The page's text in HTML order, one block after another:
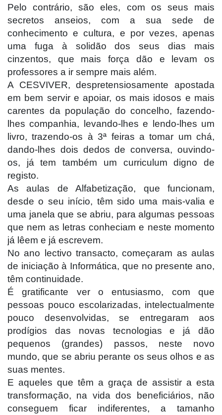
Pelo contrário, são eles, com os seus mais
secretos anseios, com a sua sede de
conhecimento e cultura, e por vezes, apenas
uma fuga à solidão dos seus dias mais
cinzentos, que mais força dão e levam os
professores a ir sempre mais além.
A CESVIVER, despretensiosamente apostada
em bem servir e apoiar, os mais idosos e mais
carentes da população do concelho, fazendo-
lhes companhia, levando-lhes e lendo-lhes um
livro, trazendo-os à 3ª feiras a tomar um chá,
dando-lhes dois dedos de conversa, ouvindo-
os, já tem também um curriculum digno de
registo.
As aulas de Alfabetização, que funcionam,
desde o seu início, têm sido uma mais-valia e
uma janela que se abriu, para algumas pessoas
que nem as letras conheciam e neste momento
já lêem e já escrevem.
No ano lectivo transacto, começaram as aulas
de iniciação à Informática, que no presente ano,
têm continuidade.
É gratificante ver o entusiasmo, com que
pessoas pouco escolarizadas, intelectualmente
pouco desenvolvidas, se entregaram aos
prodígios das novas tecnologias e já dão
pequenos (grandes) passos, neste novo
mundo, que se abriu perante os seus olhos e as
suas mentes.
E aqueles que têm a graça de assistir a esta
transformação, na vida dos beneficiários, não
conseguem ficar indiferentes, a tamanho